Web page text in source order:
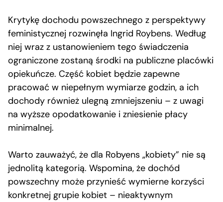
Krytykę dochodu powszechnego z perspektywy
feministycznej rozwinęła Ingrid Roybens. Według
niej wraz z ustanowieniem tego świadczenia
ograniczone zostaną środki na publiczne placówki
opiekuńcze. Część kobiet będzie zapewne
pracować w niepełnym wymiarze godzin, a ich
dochody również ulegną zmniejszeniu – z uwagi
na wyższe opodatkowanie i zniesienie płacy
minimalnej.
Warto zauważyć, że dla Robyens „kobiety” nie są
jednolitą kategorią. Wspomina, że dochód
powszechny może przynieść wymierne korzyści
konkretnej grupie kobiet – nieaktywnym